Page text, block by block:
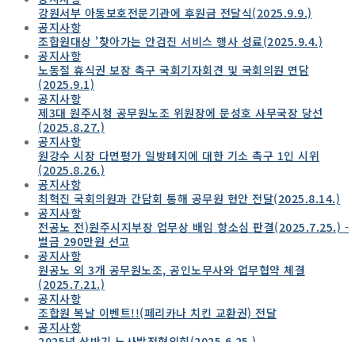
강원서부 아동보호전문기관에 후원금 전달식(2025.9.9.)
공지사항
조합원대상 '찾아가는 안검진 서비스 행사 성료(2025.9.4.)
공지사항
노동절 휴식권 보장 촉구 국회기자회견 및 국회의원 면담
(2025.9.1)
공지사항
제3대 원주시청 공무원노조 위원장에 문성호 사무국장 당선
(2025.8.27.)
공지사항
원강수 시장 다면평가 일방폐지에 대한 기소 촉구 1인 시위
(2025.8.26.)
공지사항
최혁진 국회의원과 간담회 통해 공무원 현안 전달(2025.8.14.)
공지사항
전공노 전)원주시지부장 업무상 배임 항소심 판결(2025.7.25.) -
벌금 290만원 선고
공지사항
원공노 외 3개 공무원노조, 공인노무사와 업무협약 체결
(2025.7.21.)
공지사항
조합원 복날 이벤트!!(페리카나 치킨 교환권) 전달
공지사항